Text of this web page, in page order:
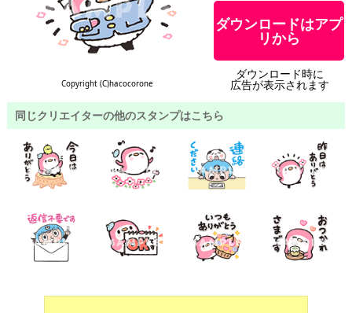
Copyright (C)hacocorone
ダウンロードはアプ
リから
ダウンロード時に
広告が表示されます
同じクリエイターの他のスタンプはこちら